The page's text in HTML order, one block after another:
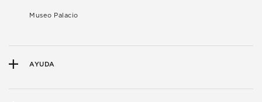
Museo Palacio
AYUDA